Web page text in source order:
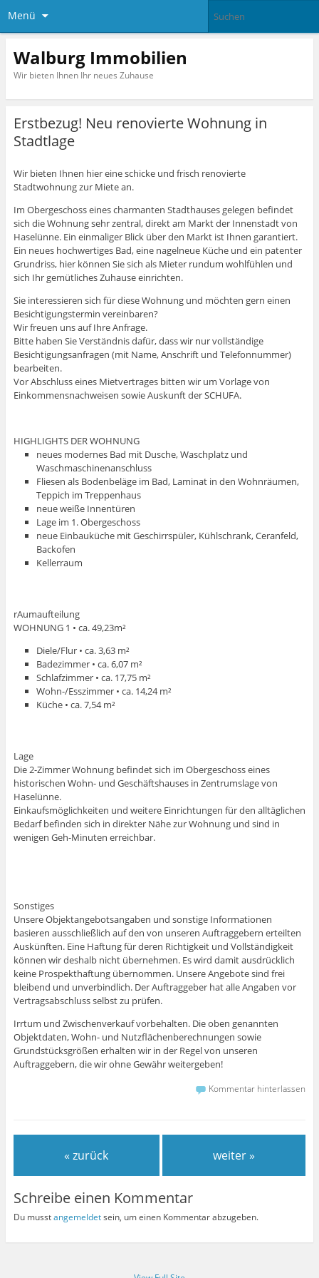
Menü
Walburg Immobilien
Wir bieten Ihnen Ihr neues Zuhause
Erstbezug! Neu renovierte Wohnung in
Stadtlage
Wir bieten Ihnen hier eine schicke und frisch renovierte
Stadtwohnung zur Miete an.
Im Obergeschoss eines charmanten Stadthauses gelegen befindet
sich die Wohnung sehr zentral, direkt am Markt der Innenstadt von
Haselünne. Ein einmaliger Blick über den Markt ist Ihnen garantiert.
Ein neues hochwertiges Bad, eine nagelneue Küche und ein patenter
Grundriss, hier können Sie sich als Mieter rundum wohlfühlen und
sich Ihr gemütliches Zuhause einrichten.
Sie interessieren sich für diese Wohnung und möchten gern einen
Besichtigungstermin vereinbaren?
Wir freuen uns auf Ihre Anfrage.
Bitte haben Sie Verständnis dafür, dass wir nur vollständige
Besichtigungsanfragen (mit Name, Anschrift und Telefonnummer)
bearbeiten.
Vor Abschluss eines Mietvertrages bitten wir um Vorlage von
Einkommensnachweisen sowie Auskunft der SCHUFA.
HIGHLIGHTS DER WOHNUNG
neues modernes Bad mit Dusche, Waschplatz und
Waschmaschinenanschluss
Fliesen als Bodenbeläge im Bad, Laminat in den Wohnräumen,
Teppich im Treppenhaus
neue weiße Innentüren
Lage im 1. Obergeschoss
neue Einbauküche mit Geschirrspüler, Kühlschrank, Ceranfeld,
Backofen
Kellerraum
rAumaufteilung
WOHNUNG 1 • ca. 49,23m²
Diele/Flur • ca. 3,63 m²
Badezimmer • ca. 6,07 m²
Schlafzimmer • ca. 17,75 m²
Wohn-/Esszimmer • ca. 14,24 m²
Küche • ca. 7,54 m²
Lage
Die 2-Zimmer Wohnung befindet sich im Obergeschoss eines
historischen Wohn- und Geschäftshauses in Zentrumslage von
Haselünne.
Einkaufsmöglichkeiten und weitere Einrichtungen für den alltäglichen
Bedarf befinden sich in direkter Nähe zur Wohnung und sind in
wenigen Geh-Minuten erreichbar.
Sonstiges
Unsere Objektangebotsangaben und sonstige Informationen
basieren ausschließlich auf den von unseren Auftraggebern erteilten
Auskünften. Eine Haftung für deren Richtigkeit und Vollständigkeit
können wir deshalb nicht übernehmen. Es wird damit ausdrücklich
keine Prospekthaftung übernommen. Unsere Angebote sind frei
bleibend und unverbindlich. Der Auftraggeber hat alle Angaben vor
Vertragsabschluss selbst zu prüfen.
Irrtum und Zwischenverkauf vorbehalten. Die oben genannten
Objektdaten, Wohn- und Nutzflächenberechnungen sowie
Grundstücksgrößen erhalten wir in der Regel von unseren
Auftraggebern, die wir ohne Gewähr weitergeben!
Kommentar hinterlassen
« zurück weiter »
Schreibe einen Kommentar
Du musstangemeldetsein, um einen Kommentar abzugeben.